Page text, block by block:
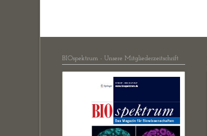
BIOspektrum - Unsere Mitgliederzeitschrift